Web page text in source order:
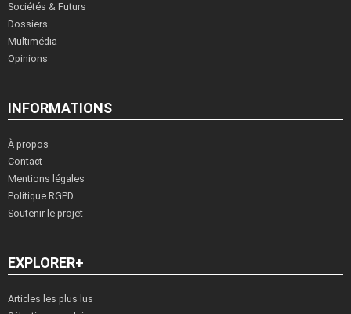
Sociétés & Futurs
Dossiers
Multimédia
Opinions
INFORMATIONS
À propos
Contact
Mentions légales
Politique RGPD
Soutenir le projet
EXPLORER+
Articles les plus lus